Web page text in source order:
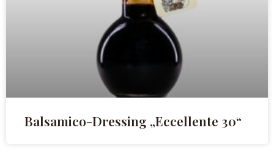
Balsamico-Dressing „Eccellente 30“